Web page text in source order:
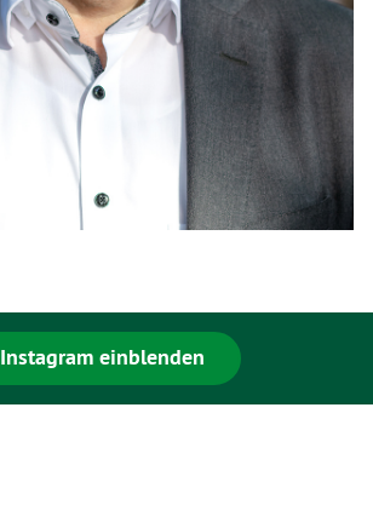
Instagram einblenden